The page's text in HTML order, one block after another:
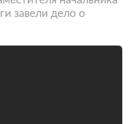
завели дело о